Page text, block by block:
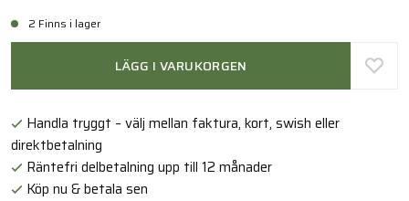
2 Finns i lager
LÄGG I VARUKORGEN
Handla tryggt – välj mellan faktura, kort, swish eller
direktbetalning
Räntefri delbetalning upp till 12 månader
Köp nu & betala sen